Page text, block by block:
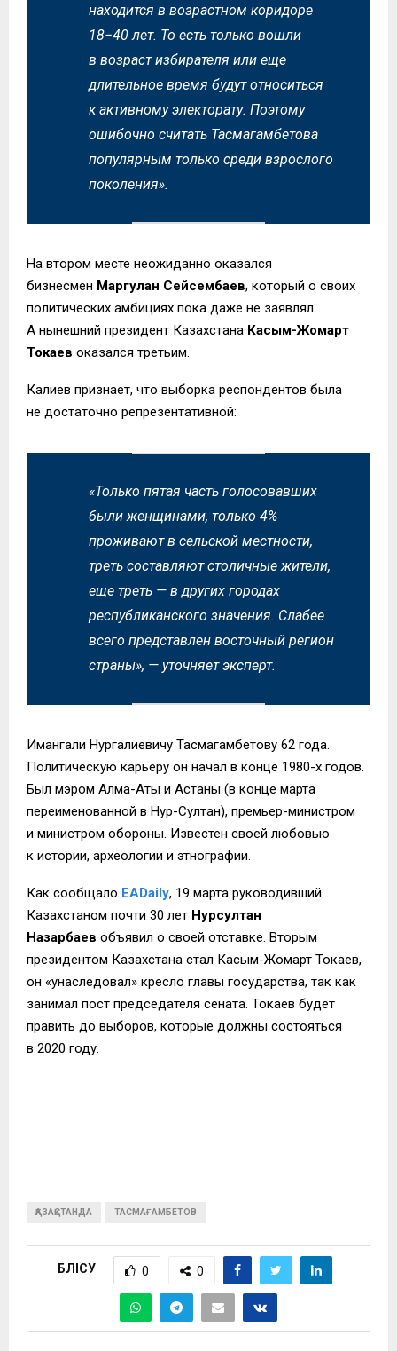
находится в возрастном коридоре
18−40 лет. То есть только вошли
в возраст избирателя или еще
длительное время будут относиться
к активному электорату. Поэтому
ошибочно считать Тасмагамбетова
популярным только среди взрослого
поколения».
На втором месте неожиданно оказался
бизнесмен Маргулан Сейсембаев, который о своих
политических амбициях пока даже не заявлял.
А нынешний президент Казахстана Касым-Жомарт
Токаев оказался третьим.
Калиев признает, что выборка респондентов была
не достаточно репрезентативной:
«Только пятая часть голосовавших
были женщинами, только 4%
проживают в сельской местности,
треть составляют столичные жители,
еще треть — в других городах
республиканского значения. Слабее
всего представлен восточный регион
страны», — уточняет эксперт.
Имангали Нургалиевичу Тасмагамбетову 62 года.
Политическую карьеру он начал в конце 1980-х годов.
Был мэром Алма-Аты и Астаны (в конце марта
переименованной в Нур-Султан), премьер-министром
и министром обороны. Известен своей любовью
к истории, археологии и этнографии.
Как сообщало EADaily, 19 марта руководивший
Казахстаном почти 30 лет Нурсултан
Назарбаев объявил о своей отставке. Вторым
президентом Казахстана стал Касым-Жомарт Токаев,
он «унаследовал» кресло главы государства, так как
занимал пост председателя сената. Токаев будет
править до выборов, которые должны состояться
в 2020 году.
ҚАЗАҚСТАНДА ТАСМАҒАМБЕТОВ
БӨЛІСУ 0 0